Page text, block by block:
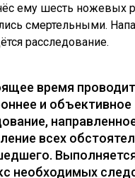
ему шесть ножевых
смертельными.
расследование.
время
и объективное
всех
необходимых